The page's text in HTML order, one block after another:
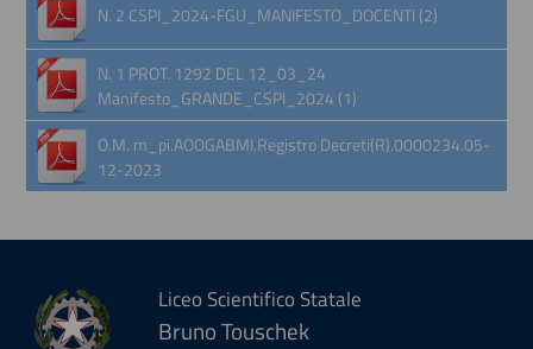
N. 2 CSPI_2024-FGU_MANIFESTO_DOCENTI (2)
N. 1 PROT. 1292 DEL 12_03_24
Manifesto_GRANDE_CSPI_2024 (1)
O.M. m_pi.AOOGABMI.Registro Decreti(R).0000234.05-
12-2023
Liceo Scientifico Statale
Bruno Touschek